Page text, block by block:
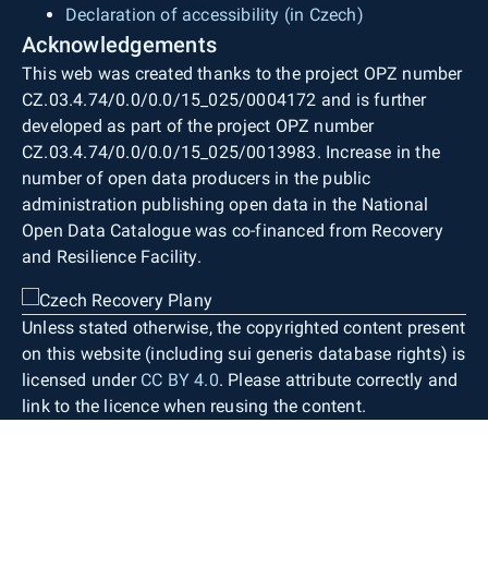
Declaration of accessibility (in Czech)
Acknowledgements
This web was created thanks to the project OPZ number
CZ.03.4.74/0.0/0.0/15_025/0004172 and is further
developed as part of the project OPZ number
CZ.03.4.74/0.0/0.0/15_025/0013983. Increase in the
number of open data producers in the public
administration publishing open data in the National
Open Data Catalogue was co-financed from Recovery
and Resilience Facility.
Unless stated otherwise, the copyrighted content present
on this website (including sui generis database rights) is
licensed under CC BY 4.0. Please attribute correctly and
link to the licence when reusing the content.